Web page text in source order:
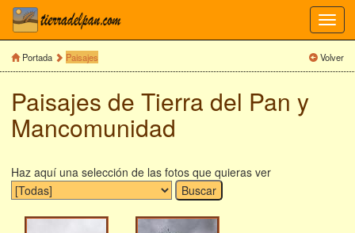
Portada Paisajes Volver
Paisajes de Tierra del Pan y
Mancomunidad
Haz aquí una selección de las fotos que quieras ver